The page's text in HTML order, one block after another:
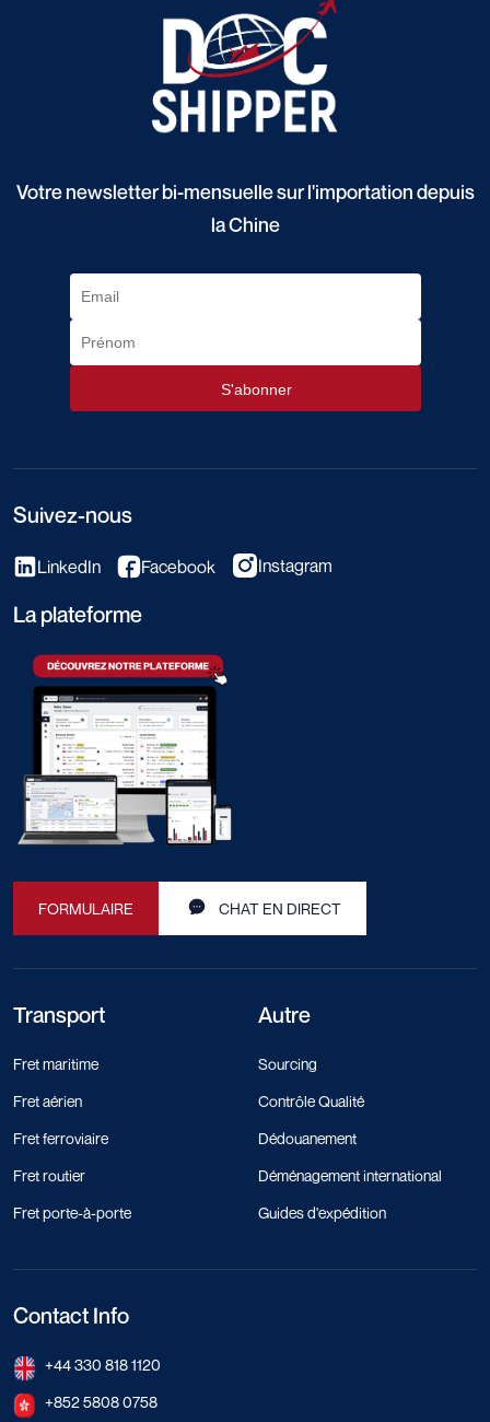
Votre newsletter bi-mensuelle sur l'importation depuis
la Chine
Suivez-nous
LinkedIn Facebook Instagram
La plateforme
FORMULAIRE CHAT EN DIRECT
Transport
Fret maritime
Fret aérien
Fret ferroviaire
Fret routier
Fret porte-à-porte
Autre
Sourcing
Contrôle Qualité
Dédouanement
Déménagement international
Guides d'expédition
Contact Info
+44 330 818 1120
+852 5808 0758